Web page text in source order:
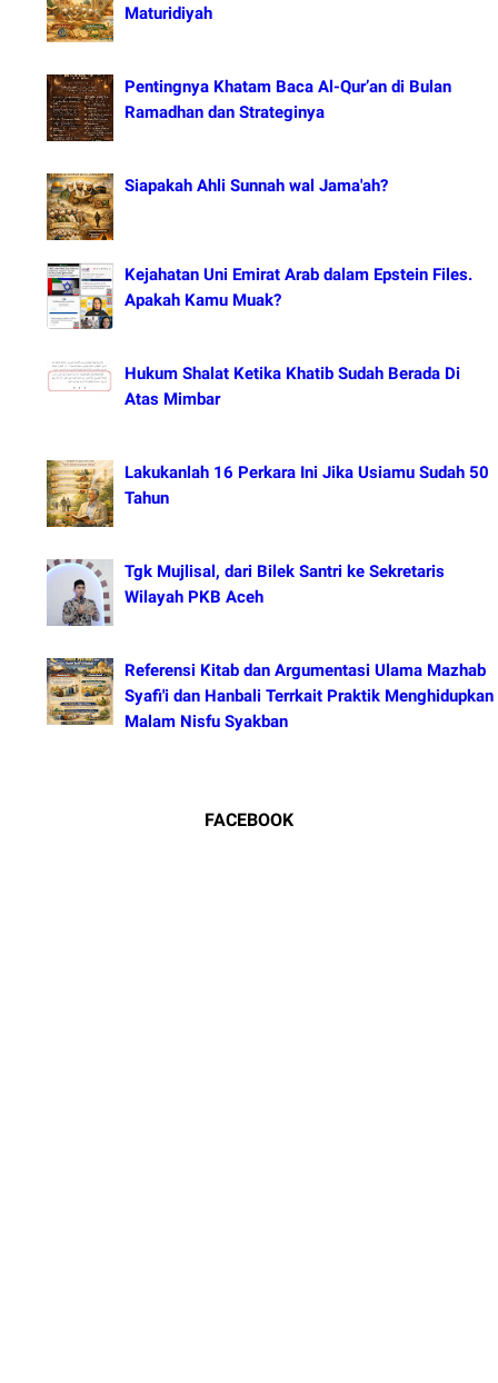
Maturidiyah
Pentingnya Khatam Baca Al-Qur’an di Bulan
Ramadhan dan Strateginya
Siapakah Ahli Sunnah wal Jama'ah?
Kejahatan Uni Emirat Arab dalam Epstein Files.
Apakah Kamu Muak?
Hukum Shalat Ketika Khatib Sudah Berada Di
Atas Mimbar
Lakukanlah 16 Perkara Ini Jika Usiamu Sudah 50
Tahun
Tgk Mujlisal, dari Bilek Santri ke Sekretaris
Wilayah PKB Aceh
Referensi Kitab dan Argumentasi Ulama Mazhab
Syafi'i dan Hanbali Terrkait Praktik Menghidupkan
Malam Nisfu Syakban
FACEBOOK